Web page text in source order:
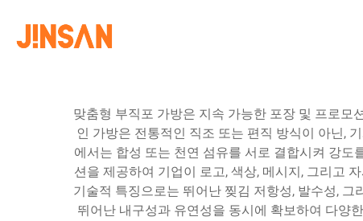
맞춤형 부직포 가방은 지속 가능한 포장 및 프로모
인 가방은 전통적인 직조 또는 편직 방식이 아닌,
에서는 합성 또는 천연 섬유를 서로 결합시켜 강
션을 제공하여 기업이 로고, 색상, 메시지, 그리고
기술적 특징으로는 뛰어난 찢김 저항성, 발수성,
뛰어난 내구성과 유연성을 동시에 확보하여 다양